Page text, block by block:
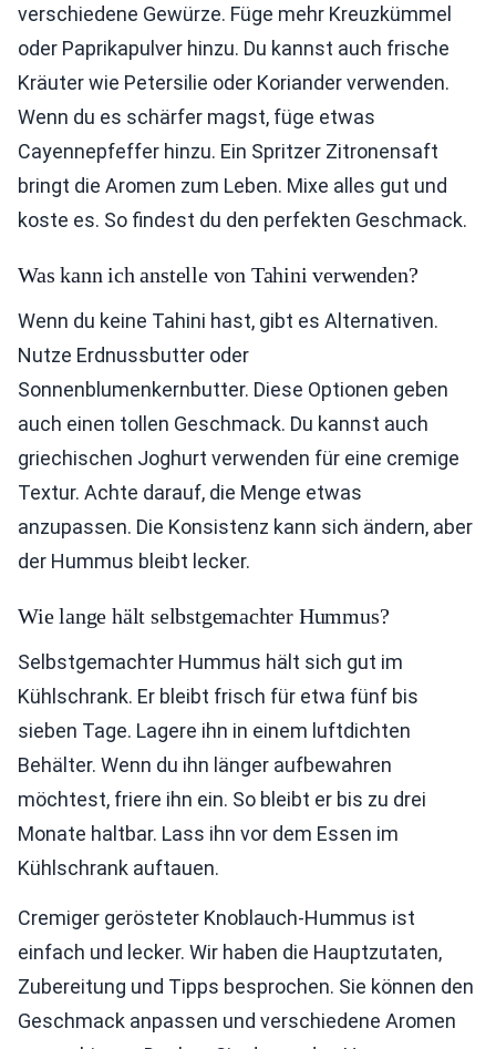
verschiedene Gewürze. Füge mehr Kreuzkümmel
oder Paprikapulver hinzu. Du kannst auch frische
Kräuter wie Petersilie oder Koriander verwenden.
Wenn du es schärfer magst, füge etwas
Cayennepfeffer hinzu. Ein Spritzer Zitronensaft
bringt die Aromen zum Leben. Mixe alles gut und
koste es. So findest du den perfekten Geschmack.
Was kann ich anstelle von Tahini verwenden?
Wenn du keine Tahini hast, gibt es Alternativen.
Nutze Erdnussbutter oder
Sonnenblumenkernbutter. Diese Optionen geben
auch einen tollen Geschmack. Du kannst auch
griechischen Joghurt verwenden für eine cremige
Textur. Achte darauf, die Menge etwas
anzupassen. Die Konsistenz kann sich ändern, aber
der Hummus bleibt lecker.
Wie lange hält selbstgemachter Hummus?
Selbstgemachter Hummus hält sich gut im
Kühlschrank. Er bleibt frisch für etwa fünf bis
sieben Tage. Lagere ihn in einem luftdichten
Behälter. Wenn du ihn länger aufbewahren
möchtest, friere ihn ein. So bleibt er bis zu drei
Monate haltbar. Lass ihn vor dem Essen im
Kühlschrank auftauen.
Cremiger gerösteter Knoblauch-Hummus ist
einfach und lecker. Wir haben die Hauptzutaten,
Zubereitung und Tipps besprochen. Sie können den
Geschmack anpassen und verschiedene Aromen